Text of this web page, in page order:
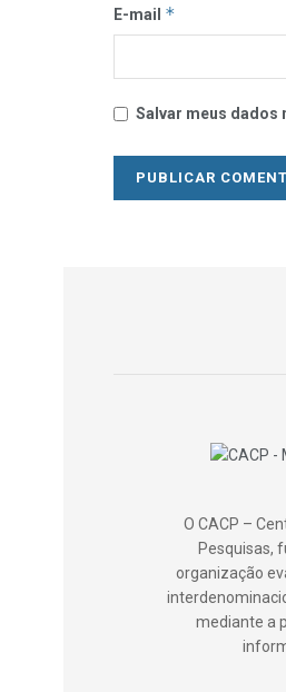
E-mail *
Salvar meus dados
O CACP –
Pesquisas,
organização
mediante a